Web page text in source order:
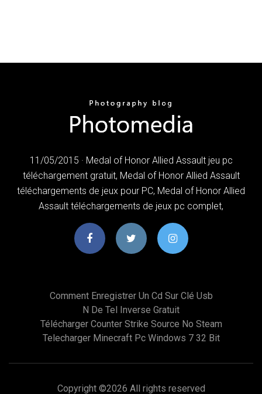
11/05/2015 · Medal of Honor Allied Assault jeu pc
téléchargement gratuit, Medal of Honor Allied Assault
téléchargements de jeux pour PC, Medal of Honor Allied
Assault téléchargements de jeux pc complet,
Comment Enregistrer Un Cd Sur Clé Usb
N De Tel Inverse Gratuit
Télécharger Counter Strike Source No Steam
Telecharger Minecraft Pc Windows 7 32 Bit
Copyright ©2026 All rights reserved